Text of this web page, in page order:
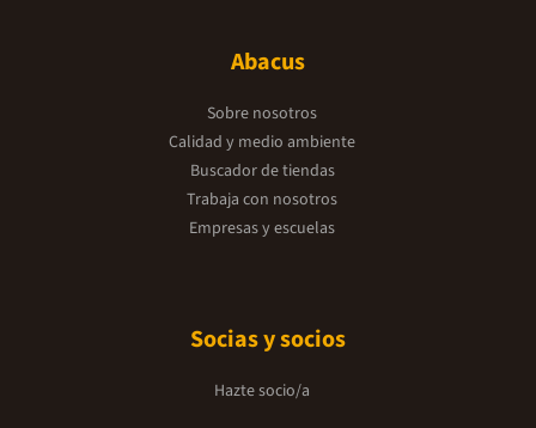
Abacus
Sobre nosotros
Calidad y medio ambiente
Buscador de tiendas
Trabaja con nosotros
Empresas y escuelas
Socias y socios
Hazte socio/a